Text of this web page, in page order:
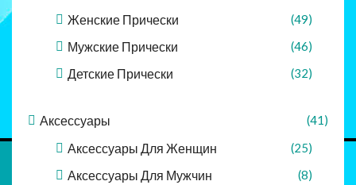
Женские Прически (49)
Мужские Прически (46)
Детские Прически (32)
Аксессуары (41)
Аксессуары Для Женщин (25)
Аксессуары Для Мужчин (8)